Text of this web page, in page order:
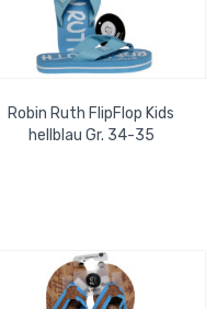
Robin Ruth FlipFlop Kids
hellblau Gr. 34-35